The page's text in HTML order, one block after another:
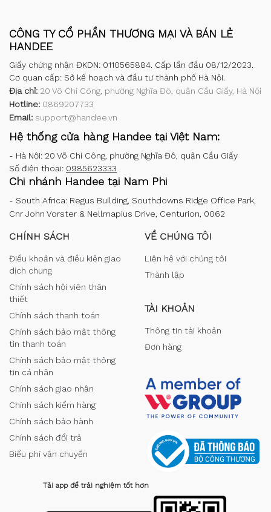
CÔNG TY CỔ PHẦN THƯƠNG MẠI VÀ BÁN LẺ
HANDEE
Giấy chứng nhận ĐKDN: 0110565884. Cấp lần đầu 08/12/2023.
Cơ quan cấp: Sở kế hoạch và đầu tư thành phố Hà Nội.
Địa chỉ: 20 Võ Chí Công, phường Nghĩa Đô, quận Cầu Giấy, Hà Nội
Hotline: 0869207733
Email: support@handee.vn
Hệ thống cửa hàng Handee tại Việt Nam:
- Hà Nội: 20 Võ Chí Công, phường Nghĩa Đô, quận Cầu Giấy
Số điện thoại: 0985623333
Chi nhánh Handee tại Nam Phi
- South Africa: Regus Building, Southdowns Ridge Office Park,
Cnr John Vorster & Nellmapius Drive, Centurion, 0062
CHÍNH SÁCH
Điều khoản và điều kiện giao
dịch chung
Chính sách hội viên thân
thiết
Chính sách thanh toán
Chính sách bảo mật thông
tin thanh toán
Chính sách bảo mật thông
tin cá nhân
Chính sách giao nhận
Chính sách kiểm hàng
Chính sách bảo hành
Chính sách đổi trả
Biểu phí vận chuyển
VỀ CHÚNG TÔI
Liên hệ với chúng tôi
Thành lập
TÀI KHOẢN
Thông tin tài khoản
Đơn hàng
Tải app để trải nghiệm tốt hơn